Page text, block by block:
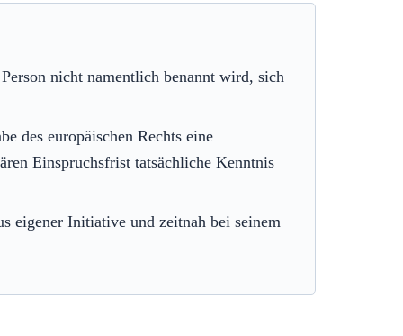
nicht namentlich benannt wird, sich
des europäischen Rechts eine
Einspruchsfrist tatsächliche Kenntnis
eigener Initiative und zeitnah bei seinem